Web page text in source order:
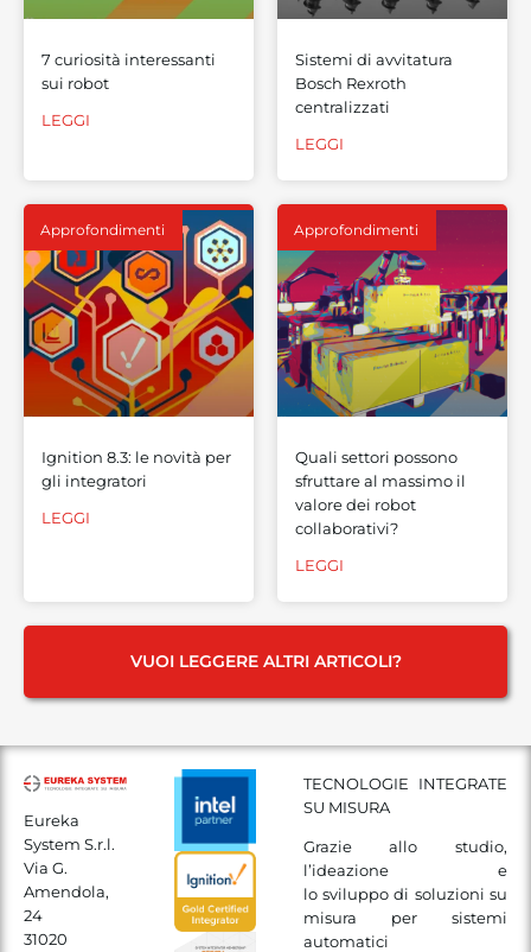
7 curiosità interessanti
sui robot
LEGGI
Sistemi di avvitatura
Bosch Rexroth
centralizzati
LEGGI
Approfondimenti
Ignition 8.3: le novità per
gli integratori
LEGGI
Approfondimenti
Quali settori possono
sfruttare al massimo il
valore dei robot
collaborativi?
LEGGI
VUOI LEGGERE ALTRI ARTICOLI?
TECNOLOGIE INTEGRATE
SU MISURA
Grazie allo studio,
l’ideazione e
lo sviluppo di soluzioni su
misura per sistemi
automatici
Eureka
System S.r.l.
Via G.
Amendola,
24
31020